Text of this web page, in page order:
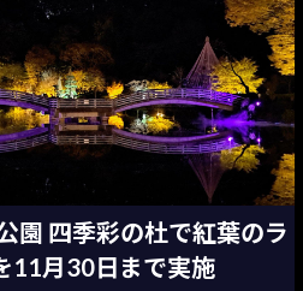
園 四季彩の杜で紅葉のラ
11月30日まで実施